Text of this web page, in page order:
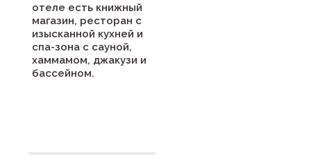
отеле есть книжный
магазин, ресторан с
изысканной кухней и
спа-зона с сауной,
хаммамом, джакузи и
бассейном.